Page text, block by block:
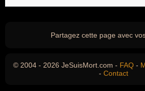
Partagez cette page avec
© 2004 - 2026 JeSuisMort.com - FAQ -
- Contact